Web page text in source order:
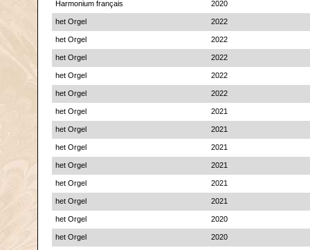
Harmonium français 2020
het Orgel 2022
het Orgel 2022
het Orgel 2022
het Orgel 2022
het Orgel 2022
het Orgel 2021
het Orgel 2021
het Orgel 2021
het Orgel 2021
het Orgel 2021
het Orgel 2021
het Orgel 2020
het Orgel 2020